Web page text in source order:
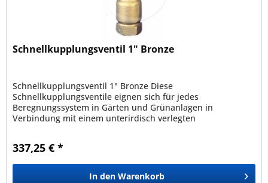
Schnellkupplungsventil 1" Bronze
Schnellkupplungsventil 1" Bronze Diese
Schnellkupplungsventile eignen sich für jedes
Beregnungssystem in Gärten und Grünanlagen in
Verbindung mit einem unterirdisch verlegten
337,25 € *
In den Warenkorb